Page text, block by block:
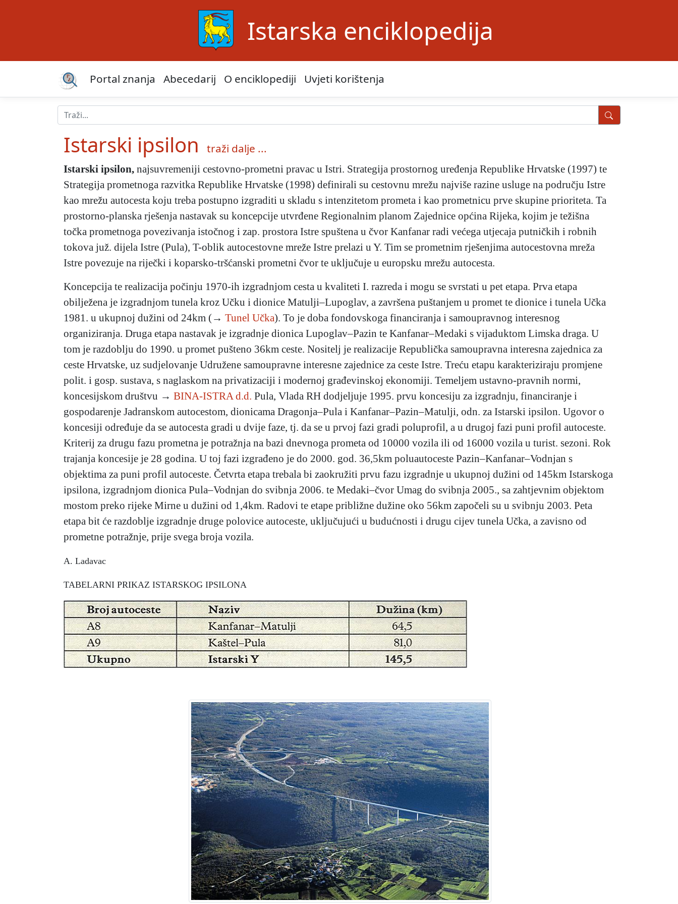
Istarska enciklopedija
Portal znanja Abecedarij O enciklopediji Uvjeti korištenja
Istarski ipsilon traži dalje ...
Istarski ipsilon, najsuvremeniji cestovno-prometni pravac u Istri. Strategija prostornog uređenja Republike Hrvatske (1997) te
Strategija prometnoga razvitka Republike Hrvatske (1998) definirali su cestovnu mrežu najviše razine usluge na području Istre
kao mrežu autocesta koju treba postupno izgraditi u skladu s intenzitetom prometa i kao prometnicu prve skupine prioriteta. Ta
prostorno-planska rješenja nastavak su koncepcije utvrđene Regionalnim planom Zajednice općina Rijeka, kojim je težišna
točka prometnoga povezivanja istočnog i zap. prostora Istre spuštena u čvor Kanfanar radi većega utjecaja putničkih i robnih
tokova juž. dijela Istre (Pula), T-oblik autocestovne mreže Istre prelazi u Y. Tim se prometnim rješenjima autocestovna mreža
Istre povezuje na riječki i koparsko-tršćanski prometni čvor te uključuje u europsku mrežu autocesta.
Koncepcija te realizacija počinju 1970-ih izgradnjom cesta u kvaliteti I. razreda i mogu se svrstati u pet etapa. Prva etapa
obilježena je izgradnjom tunela kroz Učku i dionice Matulji–Lupoglav, a završena puštanjem u promet te dionice i tunela Učka
1981. u ukupnoj dužini od 24km (→ Tunel Učka). To je doba fondovskoga financiranja i samoupravnog interesnog
organiziranja. Druga etapa nastavak je izgradnje dionica Lupoglav–Pazin te Kanfanar–Medaki s vijaduktom Limska draga. U
tom je razdoblju do 1990. u promet pušteno 36km ceste. Nositelj je realizacije Republička samoupravna interesna zajednica za
ceste Hrvatske, uz sudjelovanje Udružene samoupravne interesne zajednice za ceste Istre. Treću etapu karakteriziraju promjene
polit. i gosp. sustava, s naglaskom na privatizaciji i modernoj građevinskoj ekonomiji. Temeljem ustavno-pravnih normi,
koncesijskom društvu → BINA-ISTRA d.d. Pula, Vlada RH dodjeljuje 1995. prvu koncesiju za izgradnju, financiranje i
gospodarenje Jadranskom autocestom, dionicama Dragonja–Pula i Kanfanar–Pazin–Matulji, odn. za Istarski ipsilon. Ugovor o
koncesiji određuje da se autocesta gradi u dvije faze, tj. da se u prvoj fazi gradi poluprofil, a u drugoj fazi puni profil autoceste.
Kriterij za drugu fazu prometna je potražnja na bazi dnevnoga prometa od 10000 vozila ili od 16000 vozila u turist. sezoni. Rok
trajanja koncesije je 28 godina. U toj fazi izgrađeno je do 2000. god. 36,5km poluautoceste Pazin–Kanfanar–Vodnjan s
objektima za puni profil autoceste. Četvrta etapa trebala bi zaokružiti prvu fazu izgradnje u ukupnoj dužini od 145km Istarskoga
ipsilona, izgradnjom dionica Pula–Vodnjan do svibnja 2006. te Medaki–čvor Umag do svibnja 2005., sa zahtjevnim objektom
mostom preko rijeke Mirne u dužini od 1,4km. Radovi te etape približne dužine oko 56km započeli su u svibnju 2003. Peta
etapa bit će razdoblje izgradnje druge polovice autoceste, uključujući u budućnosti i drugu cijev tunela Učka, a zavisno od
prometne potražnje, prije svega broja vozila.
A. Ladavac
TABELARNI PRIKAZ ISTARSKOG IPSILONA